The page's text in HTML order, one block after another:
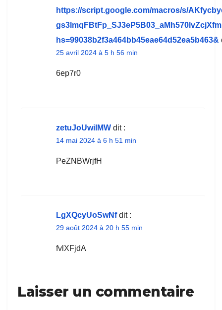
https://script.google.com/macros/s/
hs=99038b2f3a464bb45eae64d52ea5b463&
25 avril 2024 à 5 h 56 min
6ep7r0
zetuJoUwiIMW dit :
14 mai 2024 à 6 h 51 min
PeZNBWrjfH
LgXQcyUoSwNf dit :
29 août 2024 à 20 h 55 min
fvlXFjdA
Laisser un commentaire